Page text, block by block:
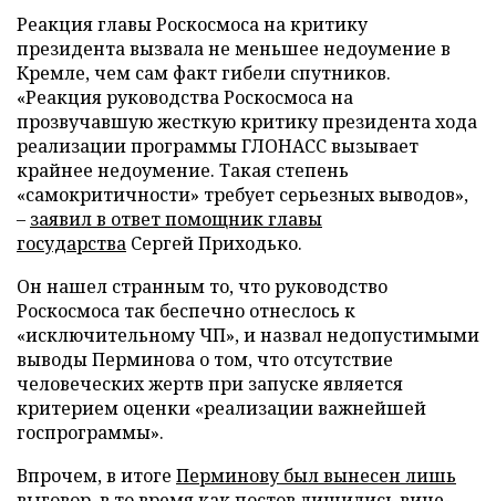
Реакция главы Роскосмоса на критику
президента вызвала не меньшее недоумение в
Кремле, чем сам факт гибели спутников.
«Реакция руководства Роскосмоса на
прозвучавшую жесткую критику президента хода
реализации программы ГЛОНАСС вызывает
крайнее недоумение. Такая степень
«самокритичности» требует серьезных выводов»,
– заявил в ответ помощник главы
государства Сергей Приходько.
Он нашел странным то, что руководство
Роскосмоса так беспечно отнеслось к
«исключительному ЧП», и назвал недопустимыми
выводы Перминова о том, что отсутствие
человеческих жертв при запуске является
критерием оценки «реализации важнейшей
госпрограммы».
Впрочем, в итоге Перминову был вынесен лишь